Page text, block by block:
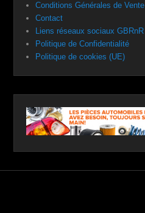
Conditions Générales de Vente
Contact
Liens réseaux sociaux GBRnR
Politique de Confidentialité
Politique de cookies (UE)